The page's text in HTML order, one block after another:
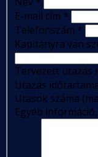
E-mail cím *
Telefonszám *
Kapitányra van
Tervezett utazás
Utazás
Utasok száma
Egyéb